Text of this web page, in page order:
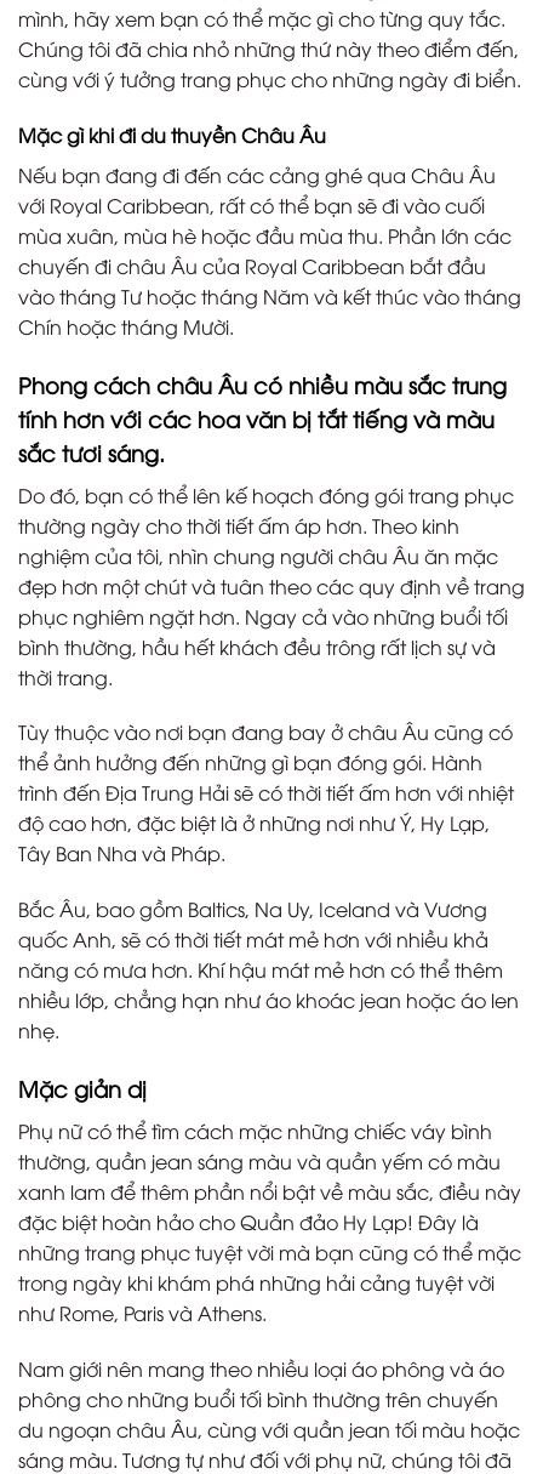
mình, hãy xem bạn có thể mặc gì cho từng quy tắc.
Chúng tôi đã chia nhỏ những thứ này theo điểm đến,
cùng với ý tưởng trang phục cho những ngày đi biển.
Mặc gì khi đi du thuyền Châu Âu
Nếu bạn đang đi đến các cảng ghé qua Châu Âu
với Royal Caribbean, rất có thể bạn sẽ đi vào cuối
mùa xuân, mùa hè hoặc đầu mùa thu. Phần lớn các
chuyến đi châu Âu của Royal Caribbean bắt đầu
vào tháng Tư hoặc tháng Năm và kết thúc vào tháng
Chín hoặc tháng Mười.
Phong cách châu Âu có nhiều màu sắc trung
tính hơn với các hoa văn bị tắt tiếng và màu
sắc tươi sáng.
Do đó, bạn có thể lên kế hoạch đóng gói trang phục
thường ngày cho thời tiết ấm áp hơn. Theo kinh
nghiệm của tôi, nhìn chung người châu Âu ăn mặc
đẹp hơn một chút và tuân theo các quy định về trang
phục nghiêm ngặt hơn. Ngay cả vào những buổi tối
bình thường, hầu hết khách đều trông rất lịch sự và
thời trang.
Tùy thuộc vào nơi bạn đang bay ở châu Âu cũng có
thể ảnh hưởng đến những gì bạn đóng gói. Hành
trình đến Địa Trung Hải sẽ có thời tiết ấm hơn với nhiệt
độ cao hơn, đặc biệt là ở những nơi như Ý, Hy Lạp,
Tây Ban Nha và Pháp.
Bắc Âu, bao gồm Baltics, Na Uy, Iceland và Vương
quốc Anh, sẽ có thời tiết mát mẻ hơn với nhiều khả
năng có mưa hơn. Khí hậu mát mẻ hơn có thể thêm
nhiều lớp, chẳng hạn như áo khoác jean hoặc áo len
nhẹ.
Mặc giản dị
Phụ nữ có thể tìm cách mặc những chiếc váy bình
thường, quần jean sáng màu và quần yếm có màu
xanh lam để thêm phần nổi bật về màu sắc, điều này
đặc biệt hoàn hảo cho Quần đảo Hy Lạp! Đây là
những trang phục tuyệt vời mà bạn cũng có thể mặc
trong ngày khi khám phá những hải cảng tuyệt vời
như Rome, Paris và Athens.
Nam giới nên mang theo nhiều loại áo phông và áo
phông cho những buổi tối bình thường trên chuyến
du ngoạn châu Âu, cùng với quần jean tối màu hoặc
sáng màu. Tương tự như đối với phụ nữ, chúng tôi đã